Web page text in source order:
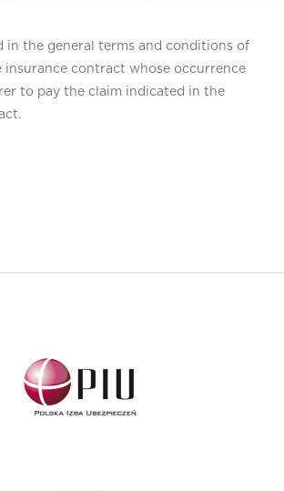
in the general terms and conditions of
insurance contract whose occurrence
to pay the claim indicated in the